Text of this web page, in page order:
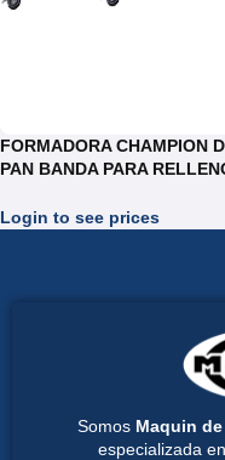
FORMADORA CHAMPION
PAN BANDA PARA
Login to see prices
Somos Maquin
especializada